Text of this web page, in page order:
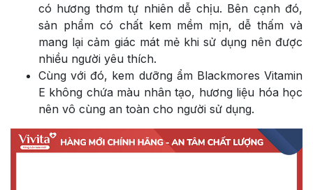
có hương thơm tự nhiên dễ chịu. Bên cạnh đó,
sản phẩm có chất kem mềm mịn, dễ thấm và
mang lại cảm giác mát mẻ khi sử dụng nên được
nhiều người yêu thích.
Cùng với đó, kem dưỡng ẩm Blackmores Vitamin
E không chứa màu nhân tạo, hương liệu hóa học
nên vô cùng an toàn cho người sử dụng.